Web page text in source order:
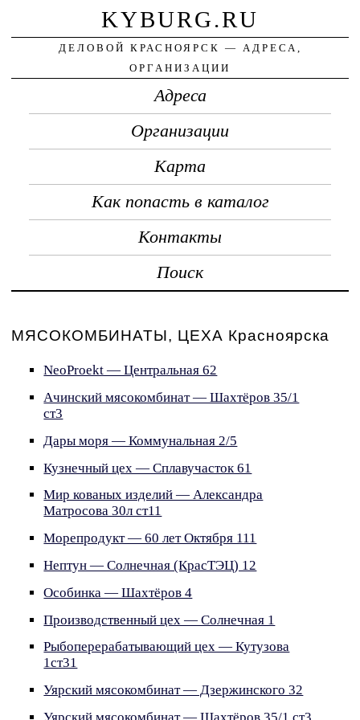
KYBURG.RU
ДЕЛОВОЙ КРАСНОЯРСК — АДРЕСА,
ОРГАНИЗАЦИИ
Адреса
Организации
Карта
Как попасть в каталог
Контакты
Поиск
МЯСОКОМБИНАТЫ, ЦЕХА Красноярска
NeoProekt — Центральная 62
Ачинский мясокомбинат — Шахтёров 35/1
ст3
Дары моря — Коммунальная 2/5
Кузнечный цех — Сплавучасток 61
Мир кованых изделий — Александра
Матросова 30л ст11
Морепродукт — 60 лет Октября 111
Нептун — Солнечная (КрасТЭЦ) 12
Особинка — Шахтёров 4
Производственный цех — Солнечная 1
Рыбоперерабатывающий цех — Кутузова
1ст31
Уярский мясокомбинат — Дзержинского 32